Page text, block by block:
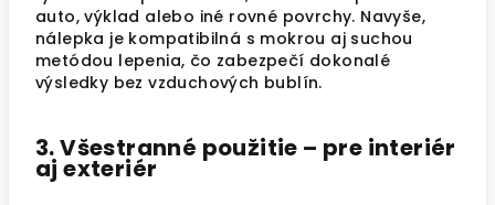
auto, výklad alebo iné rovné povrchy. Navyše,
nálepka je kompatibilná s mokrou aj suchou
metódou lepenia, čo zabezpečí dokonalé
výsledky bez vzduchových bublín.
3. Všestranné použitie – pre interiér
aj exteriér